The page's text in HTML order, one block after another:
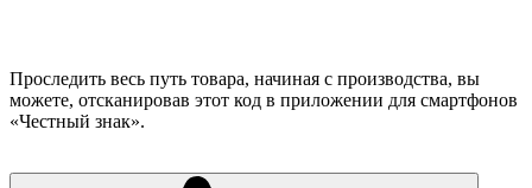
Проследить весь путь товара, начиная с производства, вы
можете, отсканировав этот код в приложении для смартфонов
«Честный знак».